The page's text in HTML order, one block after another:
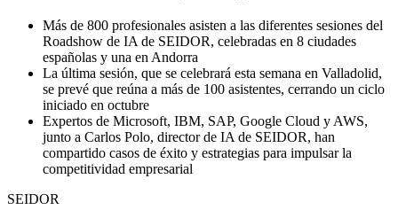
Más de 800 profesionales asisten a las diferentes sesiones del
Roadshow de IA de SEIDOR, celebradas en 8 ciudades
españolas y una en Andorra
La última sesión, que se celebrará esta semana en Valladolid,
se prevé que reúna a más de 100 asistentes, cerrando un ciclo
iniciado en octubre
Expertos de Microsoft, IBM, SAP, Google Cloud y AWS,
junto a Carlos Polo, director de IA de SEIDOR, han
compartido casos de éxito y estrategias para impulsar la
competitividad empresarial
SEIDOR